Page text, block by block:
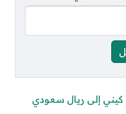
إلى ريال سعودي